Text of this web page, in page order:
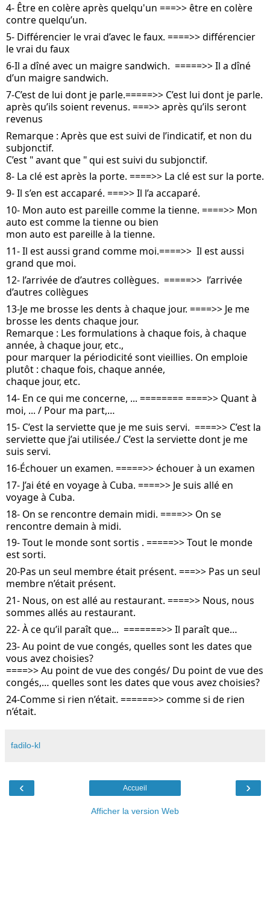
4- Être en colère après quelqu'un ===>> être en colère
contre quelqu’un.
5- Différencier le vrai d’avec le faux. ====>> différencier
le vrai du faux
6-Il a dîné avec un maigre sandwich.  =====>> Il a dîné
d’un maigre sandwich.
7-C’est de lui dont je parle.=====>> C’est lui dont je parle.
après qu’ils soient revenus. ===>> après qu’ils seront
revenus
Remarque : Après que est suivi de l’indicatif, et non du
subjonctif.
C’est " avant que " qui est suivi du subjonctif.
8- La clé est après la porte. ====>> La clé est sur la porte.
9- Il s’en est accaparé. ===>> Il l’a accaparé.
10- Mon auto est pareille comme la tienne. ====>> Mon
auto est comme la tienne ou bien
mon auto est pareille à la tienne.
11- Il est aussi grand comme moi.====>>  Il est aussi
grand que moi.
12- l’arrivée de d’autres collègues.  =====>>  l’arrivée
d’autres collègues
13-Je me brosse les dents à chaque jour. ====>> Je me
brosse les dents chaque jour.
Remarque : Les formulations à chaque fois, à chaque
année, à chaque jour, etc.,
pour marquer la périodicité sont vieillies. On emploie
plutôt : chaque fois, chaque année,
chaque jour, etc.
14- En ce qui me concerne, ... ======== ====>> Quant à
moi, ... / Pour ma part,…
15- C’est la serviette que je me suis servi.  ====>> C’est la
serviette que j’ai utilisée./ C’est la serviette dont je me
suis servi.
16-Échouer un examen. =====>> échouer à un examen
17- J’ai été en voyage à Cuba. ====>> Je suis allé en
voyage à Cuba.
18- On se rencontre demain midi. ====>> On se
rencontre demain à midi.
19- Tout le monde sont sortis . =====>> Tout le monde
est sorti.
20-Pas un seul membre était présent. ===>> Pas un seul
membre n’était présent.
21- Nous, on est allé au restaurant. ====>> Nous, nous
sommes allés au restaurant.
22- À ce qu’il paraît que...  =======>> Il paraît que…
23- Au point de vue congés, quelles sont les dates que
vous avez choisies?
====>> Au point de vue des congés/ Du point de vue des
congés,… quelles sont les dates que vous avez choisies?
24-Comme si rien n’était. ======>> comme si de rien
n’était.
fadilo-kl
‹ ›
Accueil
Afficher la version Web